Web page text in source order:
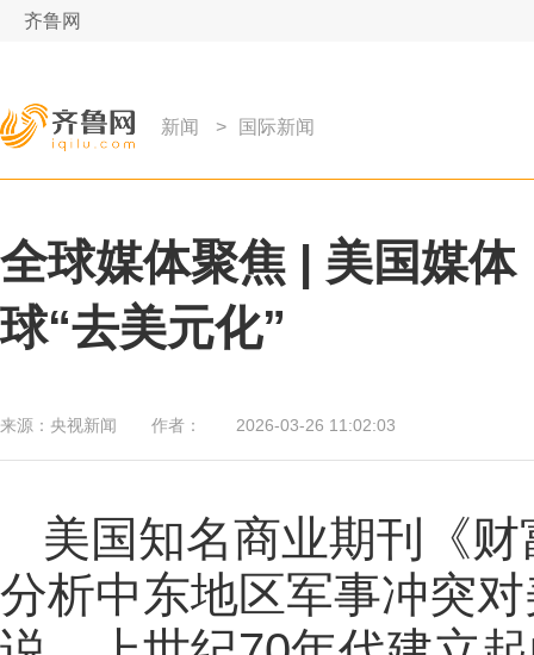
齐鲁网
新闻 > 国际新闻
全球媒体聚焦 | 美国媒
球“去美元化”
来源： 央视新闻 作者： 2026-03-26 11:02:03
美国知名商业期刊《
分析中东地区军事冲突